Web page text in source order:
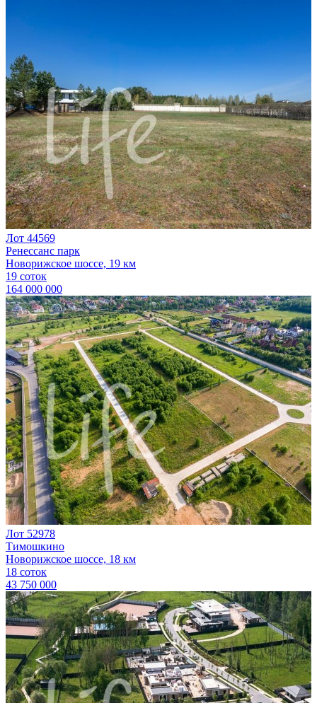
Лот 44569
Ренессанс парк
Новорижское шоссе, 19 км
19 соток
164 000 000
Лот 52978
Тимошкино
Новорижское шоссе, 18 км
18 соток
43 750 000